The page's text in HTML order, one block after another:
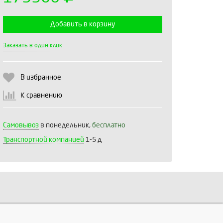
Добавить в корзину
Заказать в один клик
В избранное
К сравнению
Самовывоз в понедельник, бесплатно
Транспортной компанией 1-5 д